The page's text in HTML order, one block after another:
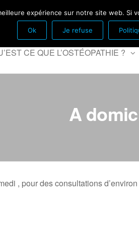
sous bois
CE QUE L’OSTÉOPATHIE ?
A
, pour des consultations
expérience sur notre site web.
Ok Je refuse